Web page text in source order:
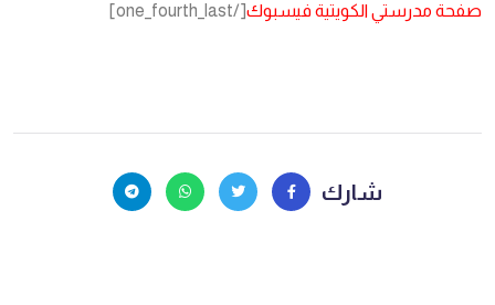
صفحة مدرستي الكويتية فيسبوك[/one_fourth_last]
شارك